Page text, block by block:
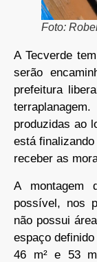
Foto:
A Tecverde
serão
prefeitura
produzidas ao
está
receber as
A montagem
possível, nos
não possui
espaço
46 m² e 53